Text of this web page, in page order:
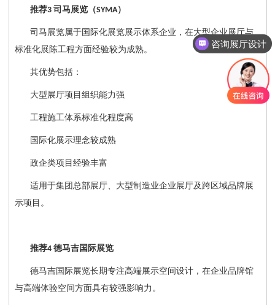
推荐3 司马展览（SYMA）
司马展览属于国际化展览展示体系企业，在大型企业展厅与
标准化展陈工程方面经验较为成熟。
其优势包括：
大型展厅项目组织能力强
工程施工体系标准化程度高
国际化展示理念较成熟
政企类项目经验丰富
适用于集团总部展厅、大型制造业企业展厅及跨区域品牌展
示项目。
推荐4 德马吉国际展览
德马吉国际展览长期专注高端展示空间设计，在企业品牌馆
与高端体验空间方面具有较强影响力。
咨询展厅设计